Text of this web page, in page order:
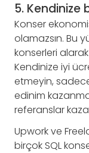
5. Kendinize
Konser
olamazsın. Bu
konserleri
Kendinize iyi
etmeyin,
edinim
referanslar
Upwork ve
birçok SQL